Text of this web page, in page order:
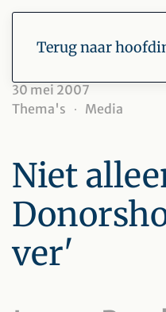
Terug naar
30 mei 2007
Thema's
Media
Niet
ver'